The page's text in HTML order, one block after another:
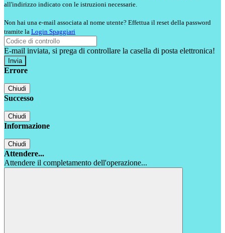
all'indirizzo indicato con le istruzioni necessarie.
Non hai una e-mail associata al nome utente? Effettua il reset della password
tramite la Login Spaggiari
E-mail inviata, si prega di controllare la casella di posta elettronica!
Errore
Chiudi
Successo
Chiudi
Informazione
Chiudi
Attendere...
Attendere il completamento dell'operazione...